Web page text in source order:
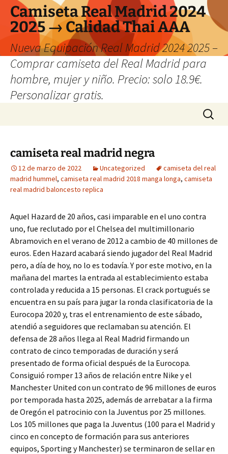
Camiseta Real Madrid 2024
2025 → Calidad Thai AAA
Nueva Equipación Real Madrid 2024 2025 –
Comprar camiseta del Real Madrid para
hombre, mujer y niño. Precio: solo 18.9€.
Personalizar gratis.
Buscar:
camiseta real madrid negra
12 de marzo de 2022 Uncategorized
camiseta del real
madrid hummel, camiseta real madrid 2018 manga longa, camiseta
real madrid baloncesto replica
Aquel Hazard de 20 años, casi imparable en el uno contra
uno, fue reclutado por el Chelsea del multimillonario
Abramovich en el verano de 2012 a cambio de 40 millones de
euros. Eden Hazard acabará siendo jugador del Real Madrid
pero, a día de hoy, no lo es todavía. Y por este motivo, en la
mañana del martes la entrada al establecimiento estaba
controlada y reducida a 15 personas. El crack portugués se
encuentra en su país para jugar la ronda clasificatoria de la
Eurocopa 2020 y, tras el entrenamiento de este sábado,
atendió a seguidores que reclamaban su atención. El
defensa de 28 años llega al Real Madrid firmando un
contrato de cinco temporadas de duración y será
presentado de forma oficial después de la Eurocopa.
Consiguió romper 13 años de relación entre Nike y el
Manchester United con un contrato de 96 millones de euros
por temporada hasta 2025, además de arrebatar a la firma
de Oregón el patrocinio con la Juventus por 25 millones.
Los 105 millones que paga la Juventus (100 para el Madrid y
cinco en concepto de formación para sus anteriores
equipos, Sporting y Manchester) se terminaron de sellar en